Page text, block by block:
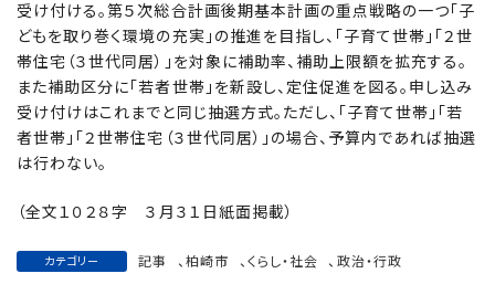
日
時
:
受け付ける。第５次総合計画後期基本計画の重点戦略の一つ「子
どもを取り巻く環境の充実」の推進を目指し、「子育て世帯」「２世
帯住宅（３世代同居）」を対象に補助率、補助上限額を拡充する。
また補助区分に「若者世帯」を新設し、定住促進を図る。申し込み
受け付けはこれまでと同じ抽選方式。ただし、「子育て世帯」「若
者世帯」「２世帯住宅（３世代同居）」の場合、予算内であれば抽選
は行わない。
（全文１０２８字 ３月３１日紙面掲載）
カテゴリー 記事 、 柏崎市 、 くらし・社会 、 政治・行政